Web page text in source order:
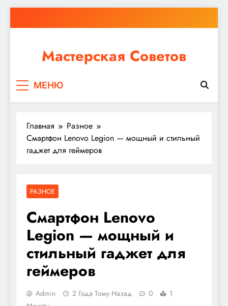
к
Мастерская Советов
ремонт или крупное строительство, в Мастерской
МЕНЮ
Главная
Разное
Смартфон Lenovo Legion — мощный и стильный
гаджет для геймеров
РАЗНОЕ
Смартфон Lenovo
Legion — мощный и
стильный гаджет для
геймеров
Admin 2 Года Тому Назад 0
1